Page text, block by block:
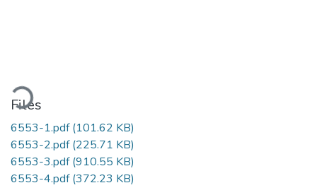
Files
6553-1.pdf(101.62 KB)
6553-2.pdf(225.71 KB)
6553-3.pdf(910.55 KB)
6553-4.pdf(372.23 KB)